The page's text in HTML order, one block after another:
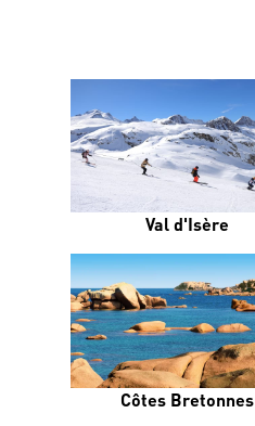
Val d'Isère
Côtes Bretonnes